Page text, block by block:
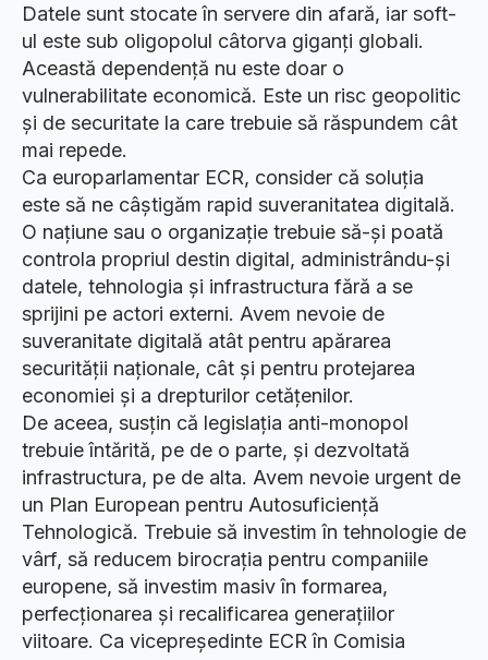
Datele sunt stocate în servere din afară, iar soft-
ul este sub oligopolul câtorva giganți globali.
Această dependență nu este doar o
vulnerabilitate economică. Este un risc geopolitic
și de securitate la care trebuie să răspundem cât
mai repede.
Ca europarlamentar ECR, consider că soluția
este să ne câștigăm rapid suveranitatea digitală.
O națiune sau o organizație trebuie să-și poată
controla propriul destin digital, administrându-și
datele, tehnologia și infrastructura fără a se
sprijini pe actori externi. Avem nevoie de
suveranitate digitală atât pentru apărarea
securității naționale, cât și pentru protejarea
economiei și a drepturilor cetățenilor.
De aceea, susțin că legislația anti-monopol
trebuie întărită, pe de o parte, și dezvoltată
infrastructura, pe de alta. Avem nevoie urgent de
un Plan European pentru Autosuficiență
Tehnologică. Trebuie să investim în tehnologie de
vârf, să reducem birocrația pentru companiile
europene, să investim masiv în formarea,
perfecționarea și recalificarea generațiilor
viitoare. Ca vicepreședinte ECR în Comisia